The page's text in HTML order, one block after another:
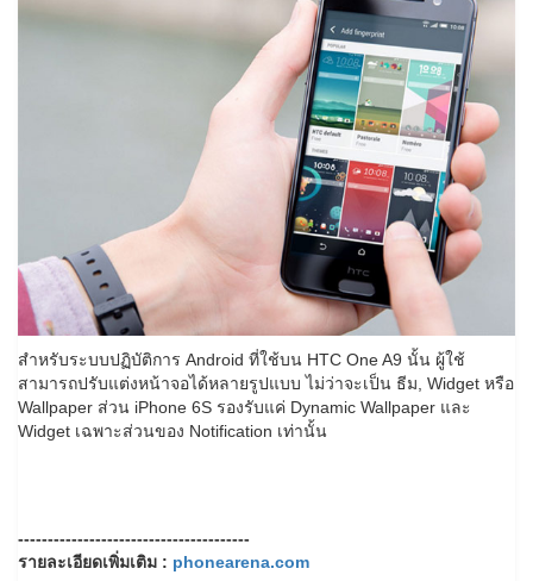
สำหรับระบบปฏิบัติการ Android ที่ใช้บน HTC One A9 นั้น ผู้ใช้
สามารถปรับแต่งหน้าจอได้หลายรูปแบบ ไม่ว่าจะเป็น ธีม, Widget หรือ
Wallpaper ส่วน iPhone 6S รองรับแค่ Dynamic Wallpaper และ
Widget เฉพาะส่วนของ Notification เท่านั้น
---------------------------------------
รายละเอียดเพิ่มเติม : phonearena.com